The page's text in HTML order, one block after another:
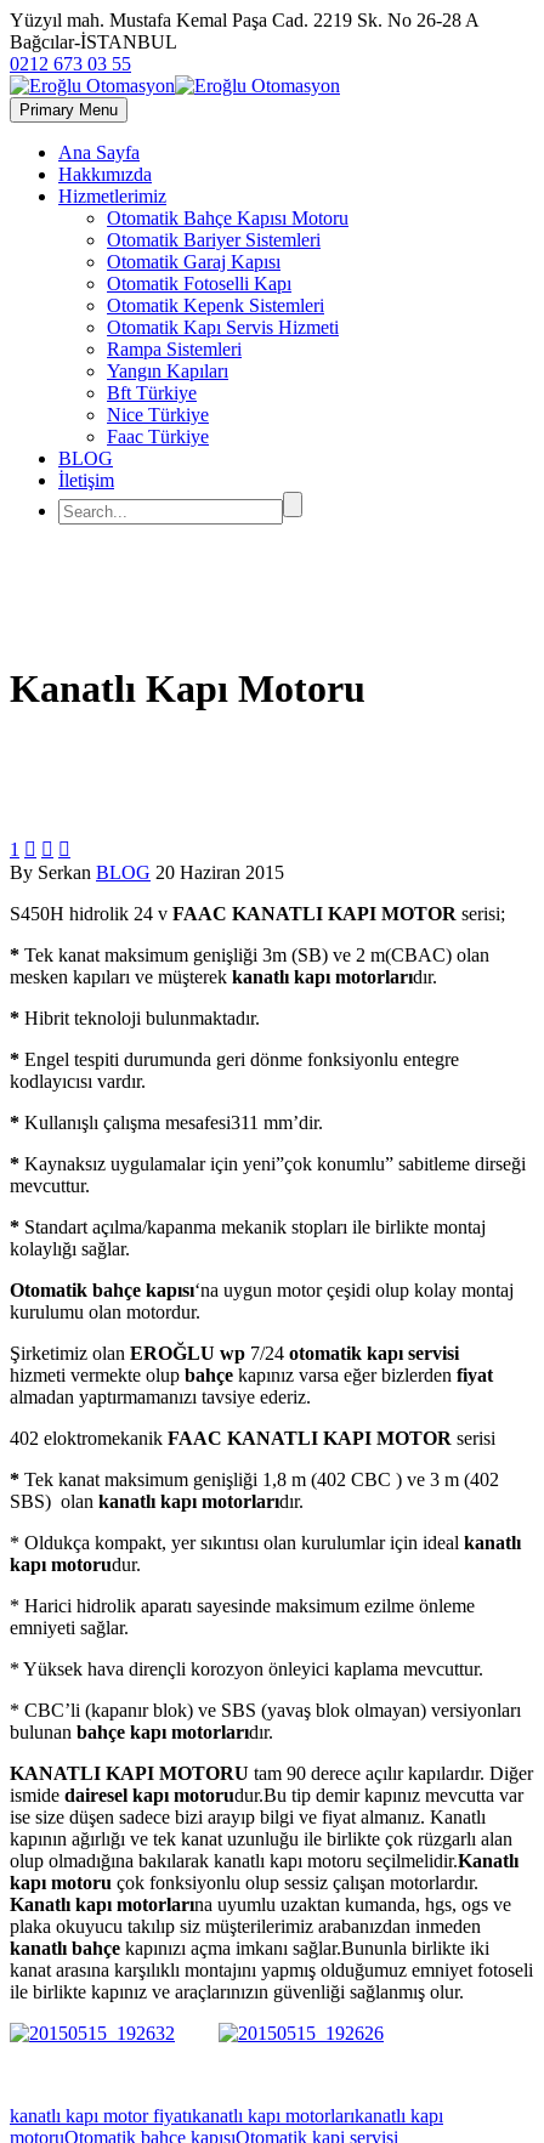
Yüzyıl mah. Mustafa Kemal Paşa Cad. 2219 Sk. No 26-28 A
Bağcılar-İSTANBUL
0212 673 03 55
Primary Menu
Ana Sayfa
Hakkımızda
Hizmetlerimiz
Otomatik Bahçe Kapısı Motoru
Otomatik Bariyer Sistemleri
Otomatik Garaj Kapısı
Otomatik Fotoselli Kapı
Otomatik Kepenk Sistemleri
Otomatik Kapı Servis Hizmeti
Rampa Sistemleri
Yangın Kapıları
Bft Türkiye
Nice Türkiye
Faac Türkiye
BLOG
İletişim
Kanatlı Kapı Motoru
1   
By Serkan BLOG 20 Haziran 2015
S450H hidrolik 24 v FAAC KANATLI KAPI MOTOR serisi;
* Tek kanat maksimum genişliği 3m (SB) ve 2 m(CBAC) olan
mesken kapıları ve müşterek kanatlı kapı motorlarıdır.
* Hibrit teknoloji bulunmaktadır.
* Engel tespiti durumunda geri dönme fonksiyonlu entegre
kodlayıcısı vardır.
* Kullanışlı çalışma mesafesi311 mm’dir.
* Kaynaksız uygulamalar için yeni”çok konumlu” sabitleme dirseği
mevcuttur.
* Standart açılma/kapanma mekanik stopları ile birlikte montaj
kolaylığı sağlar.
Otomatik bahçe kapısı‘na uygun motor çeşidi olup kolay montaj
kurulumu olan motordur.
Şirketimiz olan EROĞLU wp 7/24 otomatik kapı servisi
hizmeti vermekte olup bahçe kapınız varsa eğer bizlerden fiyat
almadan yaptırmamanızı tavsiye ederiz.
402 eloktromekanik FAAC KANATLI KAPI MOTOR serisi
* Tek kanat maksimum genişliği 1,8 m (402 CBC ) ve 3 m (402
SBS) olan kanatlı kapı motorlarıdır.
* Oldukça kompakt, yer sıkıntısı olan kurulumlar için ideal kanatlı
kapı motorudur.
* Harici hidrolik aparatı sayesinde maksimum ezilme önleme
emniyeti sağlar.
* Yüksek hava dirençli korozyon önleyici kaplama mevcuttur.
* CBC’li (kapanır blok) ve SBS (yavaş blok olmayan) versiyonları
bulunan bahçe kapı motorlarıdır.
KANATLI KAPI MOTORU tam 90 derece açılır kapılardır. Diğer
ismide dairesel kapı motorudur.Bu tip demir kapınız mevcutta var
ise size düşen sadece bizi arayıp bilgi ve fiyat almanız. Kanatlı
kapının ağırlığı ve tek kanat uzunluğu ile birlikte çok rüzgarlı alan
olup olmadığına bakılarak kanatlı kapı motoru seçilmelidir.Kanatlı
kapı motoru çok fonksiyonlu olup sessiz çalışan motorlardır.
Kanatlı kapı motorlarına uyumlu uzaktan kumanda, hgs, ogs ve
plaka okuyucu takılıp siz müşterilerimiz arabanızdan inmeden
kanatlı bahçe kapınızı açma imkanı sağlar.Bununla birlikte iki
kanat arasına karşılıklı montajını yapmış olduğumuz emniyet fotoseli
ile birlikte kapınız ve araçlarınızın güvenliği sağlanmış olur.
kanatlı kapı motor fiyatıkanatlı kapı motorlarıkanatlı kapı
motoruOtomatik bahçe kapısıOtomatik kapi servisi